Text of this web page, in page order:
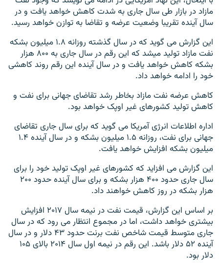
مازاد در بازار طی سال جاری به شدت کاهش خواهد یافت و در
سال آینده تقریبا وضعیت عرضه و تقاضا به توازن خواهد رسید.
این گزارش می گوید که در سال گذشته روزانه ۱.۸ میلیون بشکه
نفت مازاد تولید میشد که این رقم در سال جاری به ۸۰۰ هزار
بشکه کاهش خواهد یافت و در سال آینده این رقم روند کاهشی
خود را ادامه خواهد داد.
کاهش عرضه نفت مازاد بخاطر رشد تقاضای جهانی برای نفت و
کاهش تولید کشورهای غیر اوپک خواهد بود.
اداره اطلاعات انرژی آمریکا می گوید که برای سال جاری تقاضای
جهانی برای نفت، روزانه ۱.۵ میلیون بشکه و در سال آینده ۱.۴
میلیون بشکه افزایش خواهد یافت.
این گزارش می افزاید که کشورهای غیر اوپک تولید خود را برای
سال جاری حدود ۴۰۰ هزار بشکه و برای سال آینده حدود ۲۰۰
هزار بشکه در روز کاهش خواهند داد.
بر اساس این گزارش، قیمت نفت در نیمه سال ۲۰۱۷ افزایش
بیشتری خواهد داشت، اما در مجموع انتظار می رود که در سال
جاری متوسط قیمت شاخص نفت برنت حدود ۴۳ دلار و در سال
آینده ۵۲ دلار باشد. این رقم در نیمه اول سال ۲۰۱۴ بالای ۱۰۵
دلار بود.